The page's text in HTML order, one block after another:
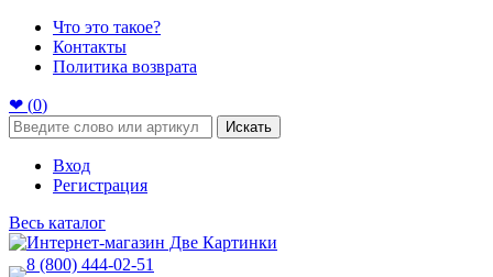
Что это такое?
Контакты
Политика возврата
❤ (0)
Искать
Вход
Регистрация
Весь каталог
8 (800) 444-02-51